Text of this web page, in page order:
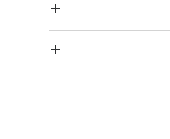
מוזהבים וגדילים